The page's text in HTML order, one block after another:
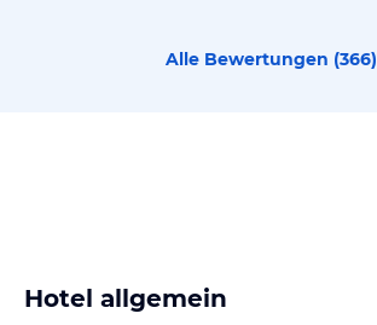
Alle Bewertungen (366)
Hotel allgemein